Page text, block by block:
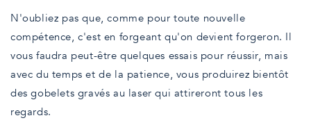
N'oubliez pas que, comme pour toute nouvelle
compétence, c'est en forgeant qu'on devient forgeron. Il
vous faudra peut-être quelques essais pour réussir, mais
avec du temps et de la patience, vous produirez bientôt
des gobelets gravés au laser qui attireront tous les
regards.